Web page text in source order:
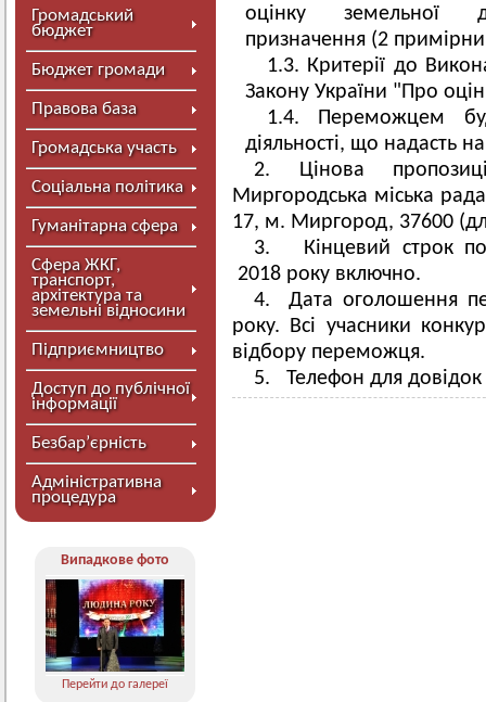
Громадський
бюджет
Бюджет громади
Правова база
Громадська участь
Соціальна політика
Гуманітарна сфера
Сфера ЖКГ,
транспорт,
архітектура та
земельні відносини
Підприємництво
Доступ до публічної
інформації
Безбар’єрність
Адміністративна
процедура
Випадкове фото
Перейти до галереї
оцінку земельної
призначення (2
1.3. Критерії до
Закону України "Про
1.4. Переможцем
діяльності, що надасть
2. Цінова
Миргородська
17, м. Миргород, 37600
3. Кінцевий строк
2018 року включно.
4. Дата оголошення
року. Всі учасники
відбору переможця.
5. Телефон для довідок